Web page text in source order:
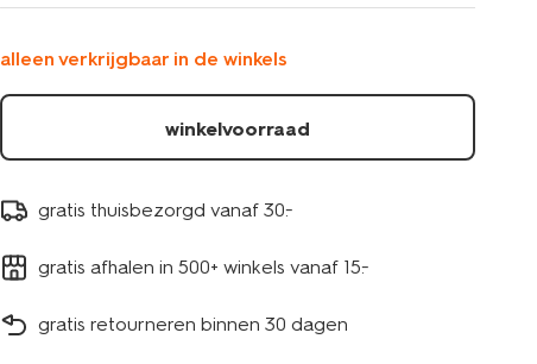
alleen verkrijgbaar in de winkels
winkelvoorraad
gratis thuisbezorgd vanaf 30.-
gratis afhalen in 500+ winkels vanaf 15.-
gratis retourneren binnen 30 dagen